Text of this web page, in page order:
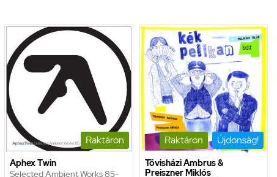
Raktáron
Aphex Twin
Selected Ambient Works 85-
Raktáron Újdonság!
Tövisházi Ambrus &
Preiszner Miklós